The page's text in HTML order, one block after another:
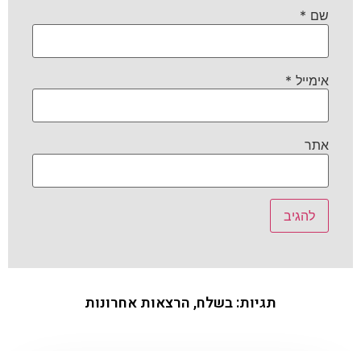
שם *
אימייל *
אתר
תגיות:בשלח,הרצאות אחרונות